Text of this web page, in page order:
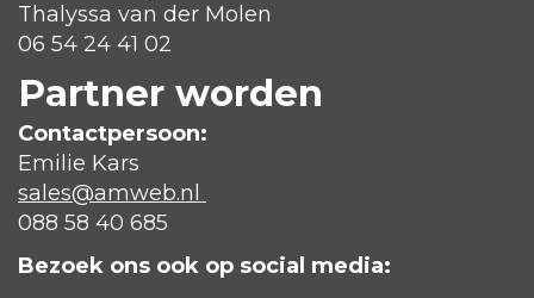
Thalyssa van der Molen
06 54 24 41 02
Partner worden
Contactpersoon:
Emilie Kars
sales@amweb.nl
088 58 40 685
Bezoek ons ook op social media: